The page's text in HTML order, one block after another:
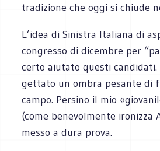
tradizione che oggi si chiude
L’idea di Sinistra Italiana di
congresso di dicembre per
certo aiutato questi candidati.
gettato un ombra pesante di
campo. Persino il mio
(come benevolmente ironizza
messo a dura prova.